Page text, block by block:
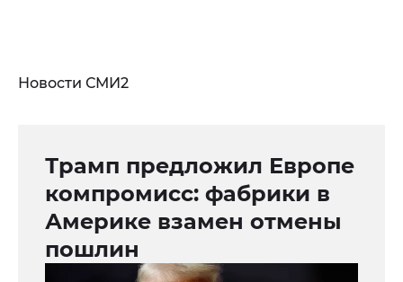
Новости СМИ2
Трамп предложил Европе
компромисс: фабрики в
Америке взамен отмены
пошлин